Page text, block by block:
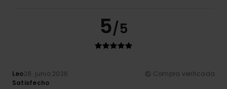
5/5
Leo28. junio 2026
Compra verificada
Satisfecho